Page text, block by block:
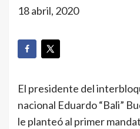
18 abril, 2020
El presidente del
nacional Eduardo “Bali”
le planteó al primer